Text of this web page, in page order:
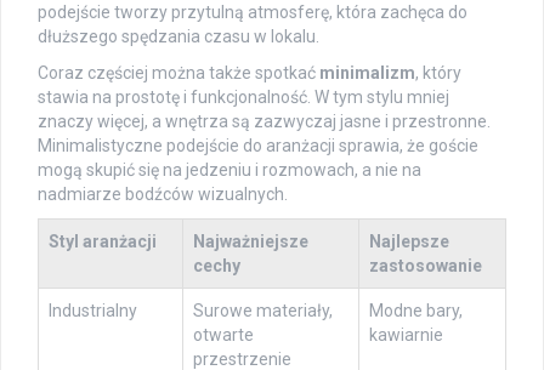
podejście tworzy przytulną atmosferę, która zachęca do
dłuższego spędzania czasu w lokalu.
Coraz częściej można także spotkać minimalizm, który
stawia na prostotę i funkcjonalność. W tym stylu mniej
znaczy więcej, a wnętrza są zazwyczaj jasne i przestronne.
Minimalistyczne podejście do aranżacji sprawia, że goście
mogą skupić się na jedzeniu i rozmowach, a nie na
nadmiarze bodźców wizualnych.
Styl aranżacji
Najważniejsze
cechy
Najlepsze
zastosowanie
Industrialny
Surowe materiały,
otwarte
przestrzenie
Modne bary,
kawiarnie